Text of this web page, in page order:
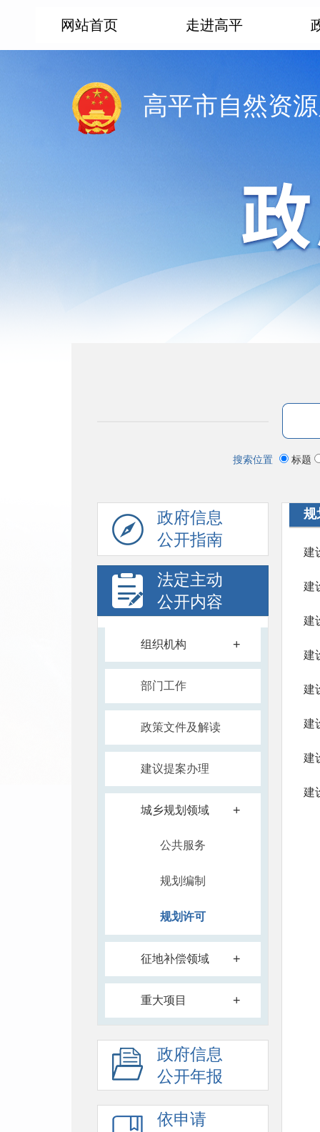
网站首页 走进高平
高平市自然资
搜索位置 标题
政府信息
公开指南
法定主动
公开内容
组织机构 +
部门工作
政策文件及解读
建议提案办理
城乡规划领域 +
公共服务
规划编制
规划许可
征地补偿领域 +
重大项目 +
政府信息
公开年报
依申请
规
建
建
建
建
建
建
建
建